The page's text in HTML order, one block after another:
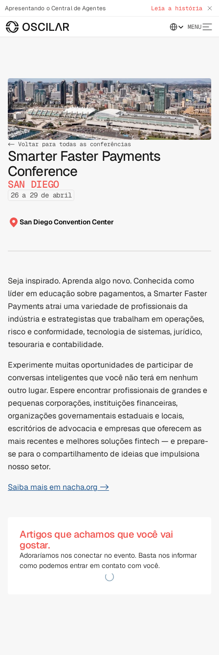
Apresentando o Central de Agentes Leia a história
Select Language
MENU
<- Voltar para todas as conferências
Smarter Faster Payments
Conference
SAN DIEGO
26 a 29 de abril
San Diego Convention Center
Seja inspirado. Aprenda algo novo. Conhecida como
líder em educação sobre pagamentos, a Smarter Faster
Payments atrai uma variedade de profissionais da
indústria e estrategistas que trabalham em operações,
risco e conformidade, tecnologia de sistemas, jurídico,
tesouraria e contabilidade.
Experimente muitas oportunidades de participar de
conversas inteligentes que você não terá em nenhum
outro lugar. Espere encontrar profissionais de grandes e
pequenas corporações, instituições financeiras,
organizações governamentais estaduais e locais,
escritórios de advocacia e empresas que oferecem as
mais recentes e melhores soluções fintech — e prepare-
se para o compartilhamento de ideias que impulsiona
nosso setor.
Saiba mais em nacha.org ->
Artigos que achamos que você vai
gostar.
Adoraríamos nos conectar no evento. Basta nos informar
como podemos entrar em contato com você.